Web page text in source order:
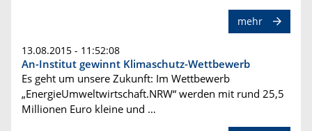
mehr
13.08.2015 - 11:52:08
An-Institut gewinnt Klimaschutz-Wettbewerb
Es geht um unsere Zukunft: Im Wettbewerb
„EnergieUmweltwirtschaft.NRW“ werden mit rund 25,5
Millionen Euro kleine und …